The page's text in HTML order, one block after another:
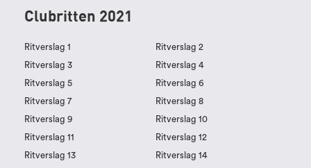
Clubritten 2021
Ritverslag 1
Ritverslag 2
Ritverslag 3
Ritverslag 4
Ritverslag 5
Ritverslag 6
Ritverslag 7
Ritverslag 8
Ritverslag 9
Ritverslag 10
Ritverslag 11
Ritverslag 12
Ritverslag 13
Ritverslag 14